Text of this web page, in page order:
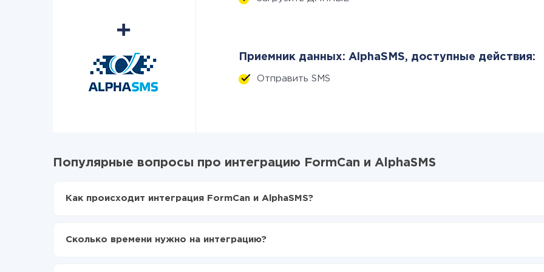
Приемник данных: AlphaSMS, доступные действия:
Отправить SMS
Популярные вопросы про интеграцию FormCan и AlphaSMS
Как происходит интеграция FormCan и AlphaSMS?
Включаете автообновление
Сколько времени нужно на интеграцию?